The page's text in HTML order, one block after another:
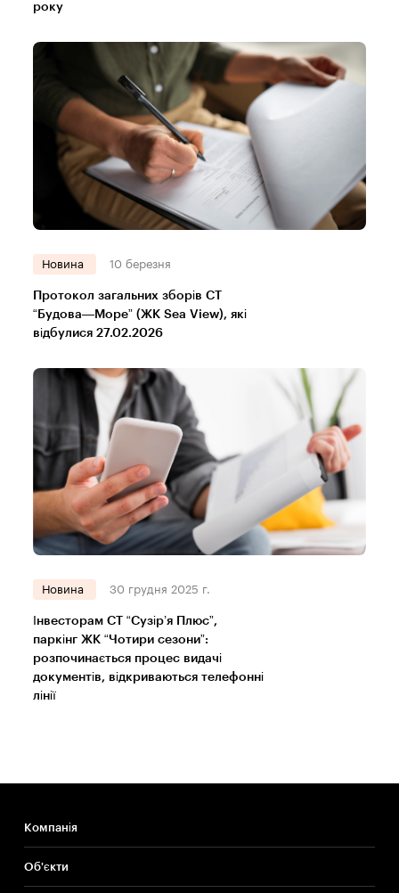
року
Новина 10 березня
Протокол загальних зборів СТ
“Будова—Море” (ЖК Sea View), які
відбулися 27.02.2026
Новина 30 грудня 2025 г.
Інвесторам СТ “Сузір’я Плюс”,
паркінг ЖК “Чотири сезони”:
розпочинається процес видачі
документів, відкриваються телефонні
лінії
Компанія
Об'єкти